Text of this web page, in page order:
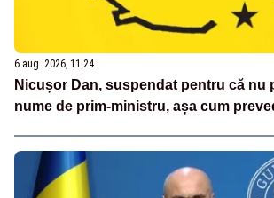
6 aug. 2026, 11:24
Nicușor Dan, suspendat pentru că nu
nume de prim-ministru, așa cum